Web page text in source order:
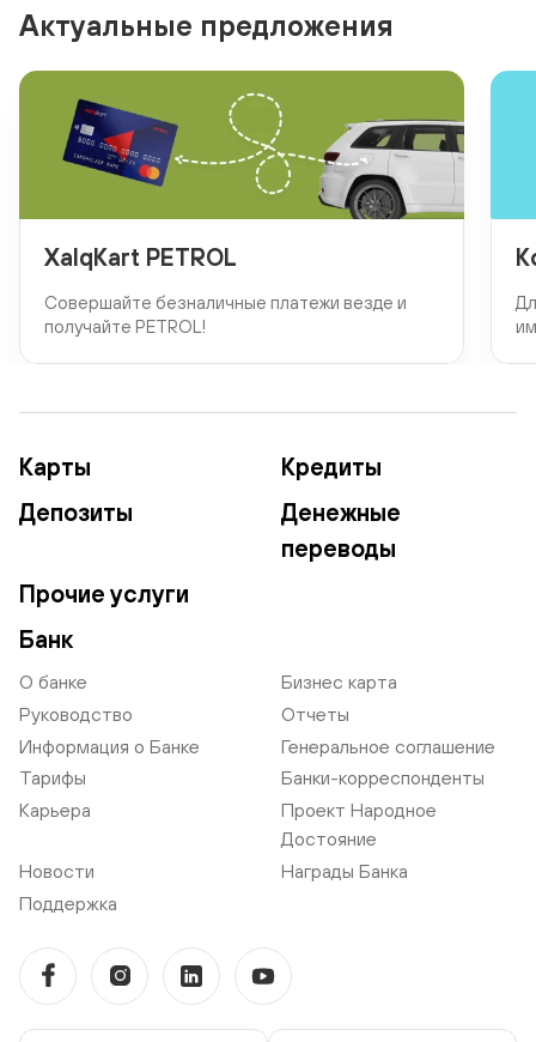
Актуальные предложения
XalqKart PETROL
Совершайте безналичные платежи везде и
получайте PETROL!
Карты
Кредиты
Депозиты
Денежные
переводы
Прочие услуги
Банк
О банке
Бизнес карта
Руководство
Отчеты
Информация о Банке
Генеральное соглашение
Тарифы
Банки-корреспонденты
Карьера
Проект Народное
Достояние
Новости
Награды Банка
Поддержка